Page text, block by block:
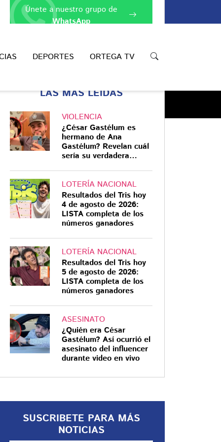
DEPORTES ORTEGA TV
Compartir
INVESTIGAN
Logró librarse por una
mordida: Así fue el
ataque contra Mónica
en feria de la GAM;
sujeto la tiró al suelo
y sometió
El momento quedó captado por
cámaras de seguridad, donde
Únete a nuestro grupo de
WhatsApp
LAS MÁS LEÍDAS
VIOLENCIA
¿César Gastélum es
hermano de Ana
Gastélum? Revelan cuál
sería su verdadera
LOTERÍA NACIONAL
Resultados del Tris hoy
4 de agosto de 2026:
LISTA completa de los
números ganadores
LOTERÍA NACIONAL
Resultados del Tris hoy
5 de agosto de 2026:
LISTA completa de los
números ganadores
ASESINATO
¿Quién era César
Gastélum? Así ocurrió el
asesinato del influencer
durante video en vivo
SUSCRIBETE PARA MÁS
NOTICIAS